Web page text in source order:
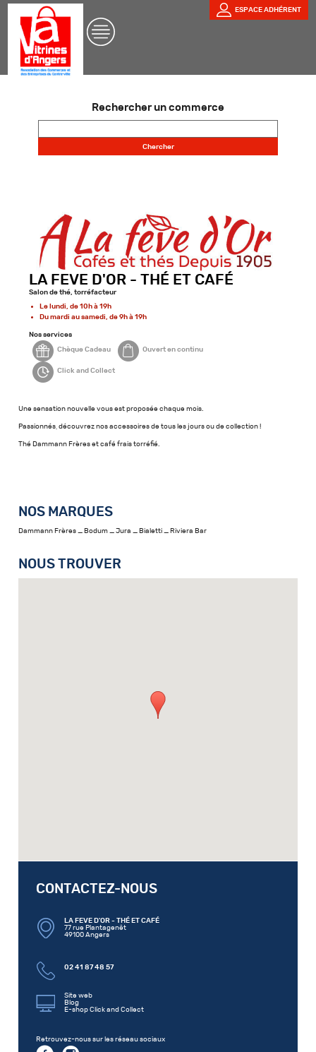
ESPACE ADHÉRENT
Rechercher un commerce
LA FEVE D'OR - THÉ ET CAFÉ
Salon de thé, torréfacteur
Le lundi, de 10h à 19h
Du mardi au samedi, de 9h à 19h
Nos services
Chèque Cadeau Ouvert en continu
Click and Collect
Une sensation nouvelle vous est proposée chaque mois.
Passionnés, découvrez nos accessoires de tous les jours ou de collection !
Thé Dammann Frères et café frais torréfié.
NOS MARQUES
Dammann Frères _ Bodum _ Jura _ Bialetti _ Riviera Bar
NOUS TROUVER
CONTACTEZ-NOUS
LA FEVE D'OR - THÉ ET CAFÉ
77 rue Plantagenêt
49100 Angers
02 41 87 48 57
Site web
Blog
E-shop Click and Collect
Retrouvez-nous sur les réseau sociaux